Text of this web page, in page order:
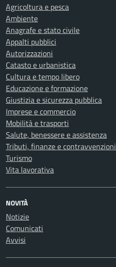
Agricoltura e pesca
Ambiente
Anagrafe e stato civile
Appalti pubblici
Autorizzazioni
Catasto e urbanistica
Cultura e tempo libero
Educazione e formazione
Giustizia e sicurezza pubblica
Imprese e commercio
Mobilità e trasporti
Salute, benessere e assistenza
Tributi, finanze e contravvenzioni
Turismo
Vita lavorativa
NOVITÀ
Notizie
Comunicati
Avvisi